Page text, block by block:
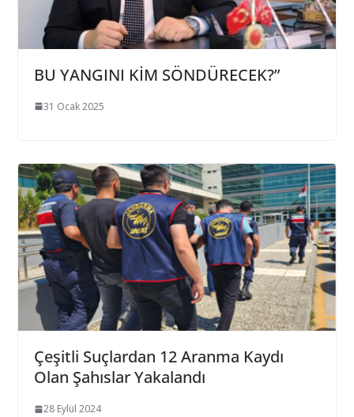
BU YANGINI KİM SÖNDÜRECEK?”
31 Ocak 2025
Çeşitli Suçlardan 12 Aranma Kaydı
Olan Şahıslar Yakalandı
28 Eylül 2024